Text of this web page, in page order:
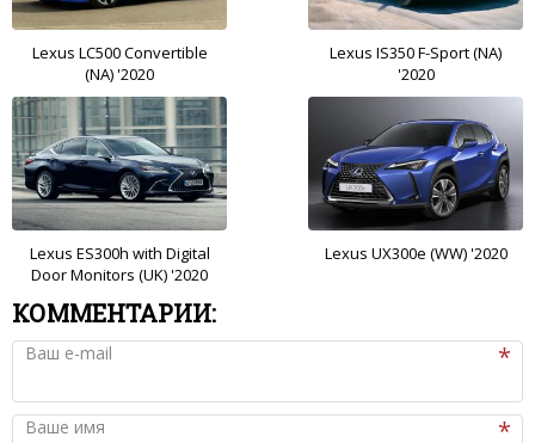
Lexus LC500 Convertible
(NA) '2020
Lexus IS350 F-Sport (NA)
'2020
Lexus ES300h with Digital
Door Monitors (UK) '2020
Lexus UX300e (WW) '2020
КОММЕНТАРИИ:
Ваш e-mail
Ваше имя